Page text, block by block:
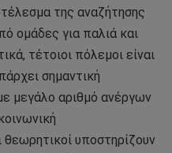
της αναζήτησης
ομάδες για παλιά και
τέτοιοι πόλεμοι είναι
σημαντική
μεγάλο αριθμό ανέργων
υποστηρίζουν